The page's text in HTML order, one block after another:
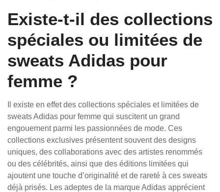
Existe-t-il des collections
spéciales ou limitées de
sweats Adidas pour
femme ?
Il existe en effet des collections spéciales et limitées de
sweats Adidas pour femme qui suscitent un grand
engouement parmi les passionnées de mode. Ces
collections exclusives présentent souvent des designs
uniques, des collaborations avec des artistes renommés
ou des célébrités, ainsi que des éditions limitées qui
ajoutent une touche d’originalité et de rareté à ces sweats
déjà prisés. Les adeptes de la marque Adidas apprécient